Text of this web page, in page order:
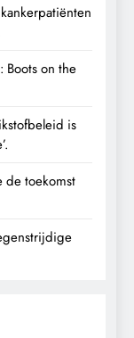
Boots on the
is
de toekomst